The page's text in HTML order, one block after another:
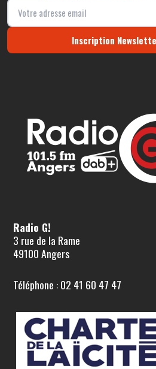
Inscription
Radio G!
3 rue de la Rame
49100 Angers
Téléphone : 02 41 60 47 47